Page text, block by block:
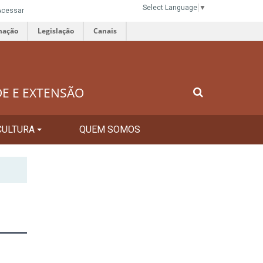
Select Language ▼
Legislação Canais
E EXTENSÃO
QUEM SOMOS